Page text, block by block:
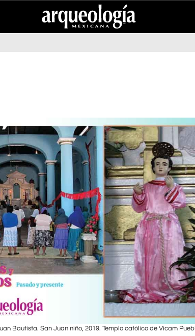
Bautista. San Juan niño, 2019. Templo católico de Vícam